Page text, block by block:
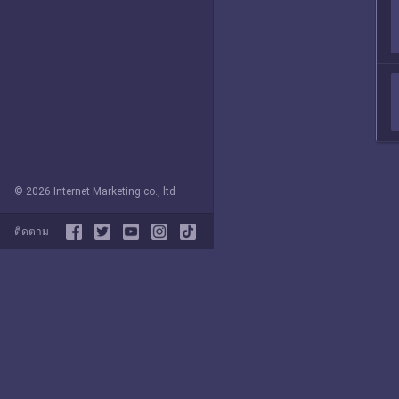
© 2026 Internet Marketing co., ltd
ติดตาม